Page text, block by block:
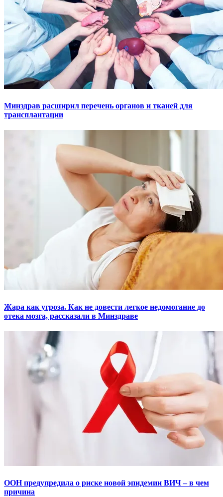
Минздрав расширил перечень органов и тканей для
трансплантации
Жара как угроза. Как не довести легкое недомогание до
отека мозга, рассказали в Минздраве
ООН предупредила о риске новой эпидемии ВИЧ – в чем
причина